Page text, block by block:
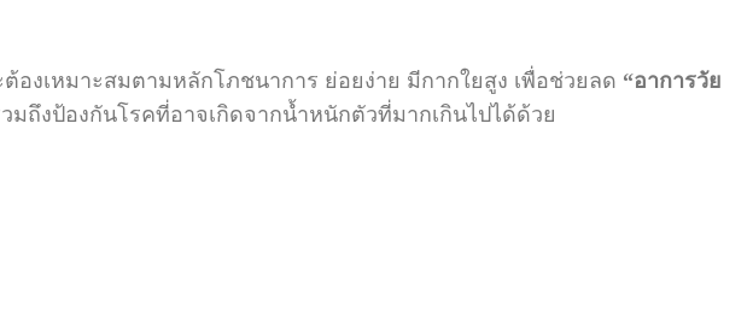
ต้องเหมาะสมตามหลักโภชนาการ ย่อยง่าย มีกากใยสูง เพื่อช่วยลด “อาการวัย
ถึงป้องกันโรคที่อาจเกิดจากน้ำหนักตัวที่มากเกินไปได้ด้วย